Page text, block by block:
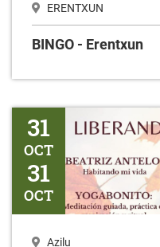
ERENTXUN
BINGO - Erentxun
Liberando el pasado
31
OCT
31
OCT
Azilu